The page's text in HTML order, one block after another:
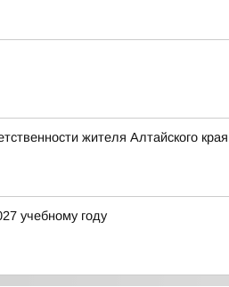
жителя Алтайского
учебному году